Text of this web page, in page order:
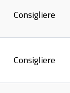
Consigliere
Consigliere